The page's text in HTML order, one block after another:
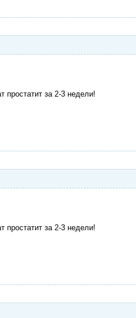
простатит за 2-3 недели!
простатит за 2-3 недели!